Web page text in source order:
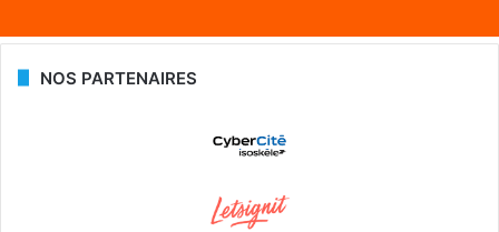
NOS PARTENAIRES